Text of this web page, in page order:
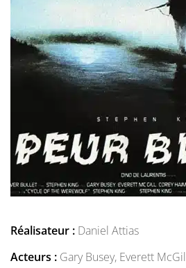
Réalisateur : Daniel Attias
Acteurs : Gary Busey, Everett